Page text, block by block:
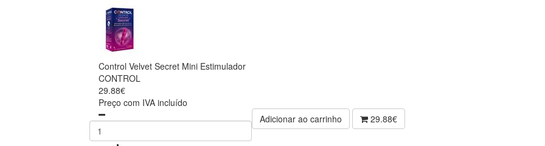
Control Velvet Secret Mini Estimulador
CONTROL
29.88€
Preço com IVA incluído
Adicionar ao carrinho
29.88€